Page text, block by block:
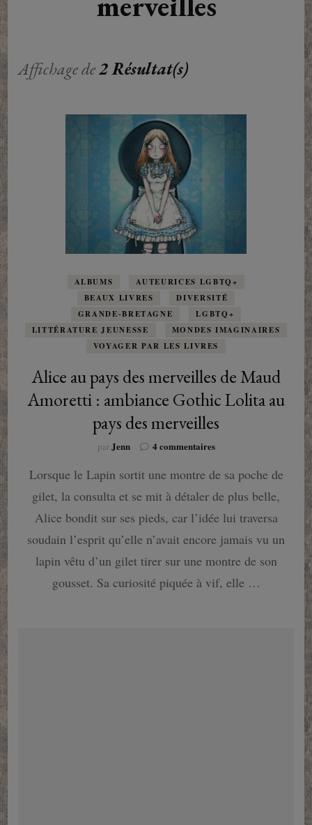
Affichage de2 Résultat(s)
ALBUMS
AUTEURICES LGBTQ+
BEAUX LIVRES
DIVERSITÉ
GRANDE-BRETAGNE
LGBTQ+
LITTÉRATURE JEUNESSE
MONDES IMAGINAIRES
VOYAGER PAR LES LIVRES
Alice au pays des merveilles de Maud
Amoretti : ambiance Gothic Lolita au
pays des merveilles
parJenn 4 commentairessur
au
des
merveilles
Maud
Amoretti
ambiance
Lorsque le Lapin sortit une montre de sa poche de
gilet, la consulta et se mit à détaler de plus belle,
Alice bondit sur ses pieds, car l’idée lui traversa
soudain l’esprit qu’elle n’avait encore jamais vu un
lapin vêtu d’un gilet tirer sur une montre de son
gousset. Sa curiosité piquée à vif, elle …